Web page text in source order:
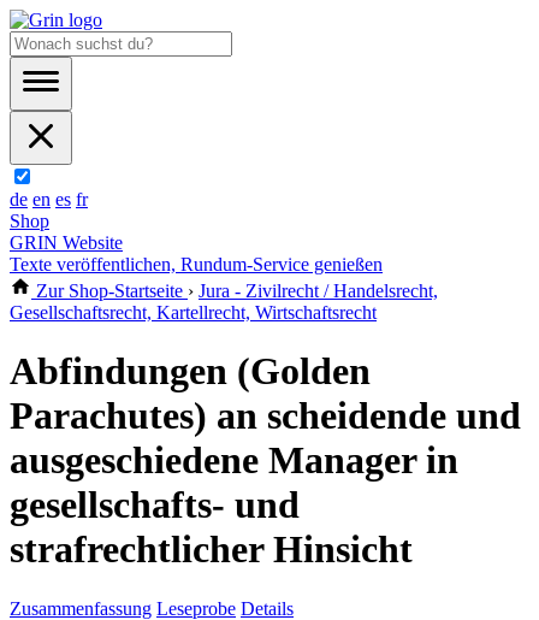
de en es fr
Shop
GRIN Website
Texte veröffentlichen, Rundum-Service genießen
Zur Shop-Startseite › Jura - Zivilrecht / Handelsrecht,
Gesellschaftsrecht, Kartellrecht, Wirtschaftsrecht
Abfindungen (Golden
Parachutes) an scheidende und
ausgeschiedene Manager in
gesellschafts- und
strafrechtlicher Hinsicht
Zusammenfassung Leseprobe Details